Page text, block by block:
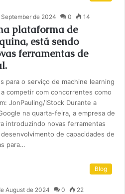
September de 2024 0 14
plataforma de
está sendo
ferramentas de
para o serviço de machine learning
competir com concorrentes como
JonPauling/iStock Durante a
na quarta-feira, a empresa de
introduzindo novas ferramentas
de capacidades de
para…
Blog
August de 2024 0 22